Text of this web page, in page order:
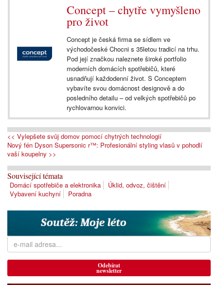
Concept – chytře vymyšleno
pro život
Concept je česká firma se sídlem ve
východočeské Chocni s 35letou tradicí na trhu.
Pod její značkou naleznete široké portfolio
moderních domácích spotřebičů, které
usnadňují každodenní život. S Conceptem
vybavíte svou domácnost designově a do
posledního detailu – od velkých spotřebičů po
rychlovarnou konvici.
<< Vylepšete svůj domov pomocí chytrých technologií
Nový fén Dyson Supersonic r™: Profesionální styling vlasů v pohodlí
vaší koupelny >>
Související témata
Domácí spotřebiče a elektronika
Úklid, odvoz, čištění
Vybavení kuchyní
Poradna
Odebírat
newsletter